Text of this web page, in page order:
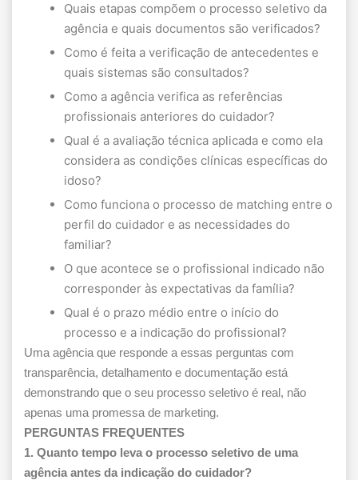
Quais etapas compõem o processo seletivo da
agência e quais documentos são verificados?
Como é feita a verificação de antecedentes e
quais sistemas são consultados?
Como a agência verifica as referências
profissionais anteriores do cuidador?
Qual é a avaliação técnica aplicada e como ela
considera as condições clínicas específicas do
idoso?
Como funciona o processo de matching entre o
perfil do cuidador e as necessidades do
familiar?
O que acontece se o profissional indicado não
corresponder às expectativas da família?
Qual é o prazo médio entre o início do
processo e a indicação do profissional?
Uma agência que responde a essas perguntas com
transparência, detalhamento e documentação está
demonstrando que o seu processo seletivo é real, não
apenas uma promessa de marketing.
PERGUNTAS FREQUENTES
1. Quanto tempo leva o processo seletivo de uma
agência antes da indicação do cuidador?